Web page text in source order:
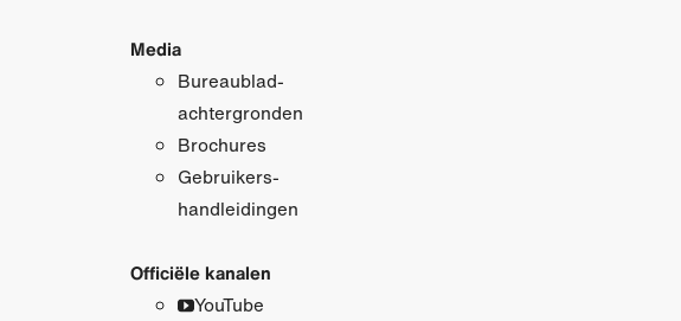
Media
Bureaublad­
achtergronden
Brochures
Gebruikers­
handleidingen
Officiële kanalen
YouTube